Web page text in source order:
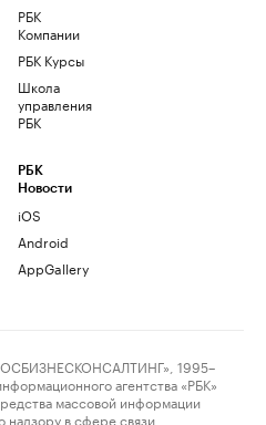
РБК
Компании
РБК Курсы
Школа
управления
РБК
РБК
Новости
iOS
Android
AppGallery
1995–
агентства «РБК»
массовой информации
в сфере связи,